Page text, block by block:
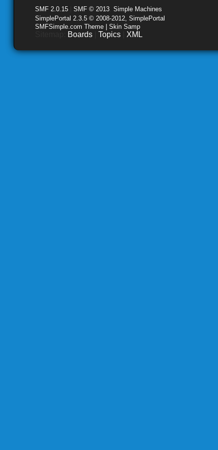
SMF 2.0.15 SMF © 2013 Simple Machines
SimplePortal 2.3.5 © 2008-2012, SimplePortal
SMFSimple.com Theme | Skin Samp
Boards Topics XML